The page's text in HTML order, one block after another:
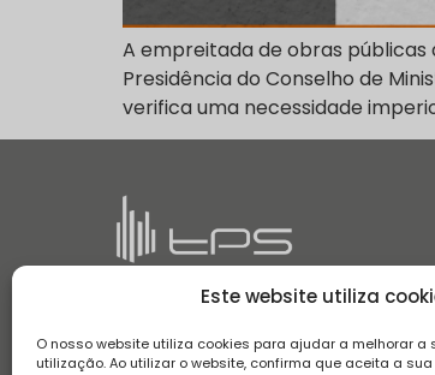
Este website utiliza
O nosso website utiliza cookies para ajudar a melhorar a
utilização. Ao utilizar o website, confirma que aceita a
A empreitada de obras públicas
Presidência do Conselho de
verifica uma necessidade
Termos e Condições Aviso de Privacidade